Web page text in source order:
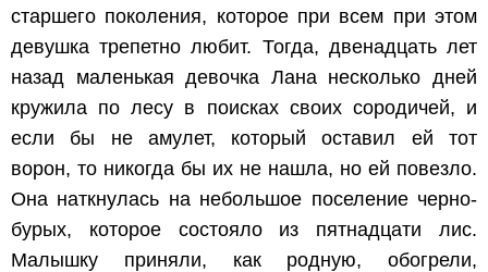
старшего поколения, которое при всем при этом
девушка трепетно любит. Тогда, двенадцать лет
назад маленькая девочка Лана несколько дней
кружила по лесу в поисках своих сородичей, и
если бы не амулет, который оставил ей тот
ворон, то никогда бы их не нашла, но ей повезло.
Она наткнулась на небольшое поселение черно-
бурых, которое состояло из пятнадцати лис.
Малышку приняли, как родную, обогрели,